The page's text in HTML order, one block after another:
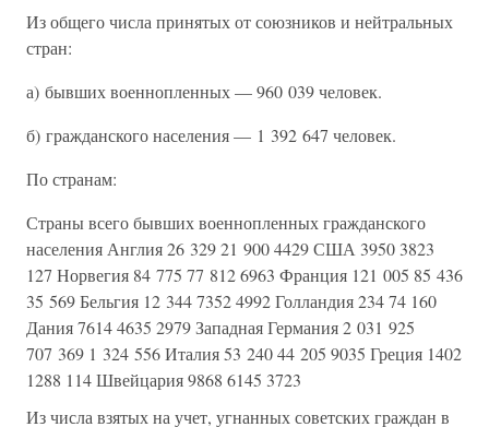
Из общего числа принятых от союзников и нейтральных
стран:
а) бывших военнопленных — 960 039 человек.
б) гражданского населения — 1 392 647 человек.
По странам:
Страны всего бывших военнопленных гражданского
населения Англия 26 329 21 900 4429 США 3950 3823
127 Норвегия 84 775 77 812 6963 Франция 121 005 85 436
35 569 Бельгия 12 344 7352 4992 Голландия 234 74 160
Дания 7614 4635 2979 Западная Германия 2 031 925
707 369 1 324 556 Италия 53 240 44 205 9035 Греция 1402
1288 114 Швейцария 9868 6145 3723
Из числа взятых на учет, угнанных советских граждан в